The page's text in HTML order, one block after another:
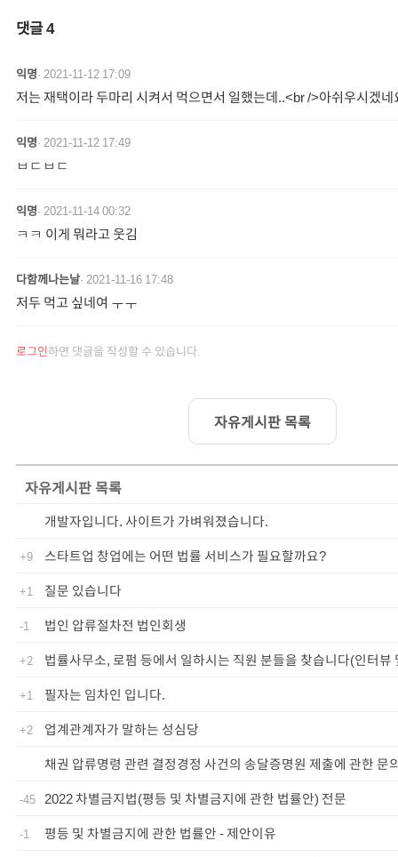
댓글4
익명· 2021-11-12 17:09
저는 재택이라 두마리 시켜서 먹으면서 일했는데..<br />아쉬우시겠
익명· 2021-11-12 17:49
ㅂㄷㅂㄷ
익명· 2021-11-14 00:32
ㅋㅋ 이게 뭐라고 웃김
다함께나는날· 2021-11-16 17:48
저두 먹고 싶네여 ㅜㅜ
로그인하면 댓글을 작성할 수 있습니다.
자유게시판 목록
자유게시판목록
개발자입니다. 사이트가 가벼워졌습니다.
+9 스타트업 창업에는 어떤 법률 서비스가 필요할까요?
+1 질문 있습니다
-1 법인 압류절차전 법인회생
+2 법률사무소, 로펌 등에서 일하시는 직원 분들을 찾습니다(인터뷰
+1 필자는 임차인 입니다.
+2
업계관계자가 말하는 성심당
채권 압류명령 관련 결정경정 사건의 송달증명원 제출에 관한 문
-45 2022 차별금지법(평등 및 차별금지에 관한 법률안) 전문
-1 평등 및 차별금지에 관한 법률안 - 제안이유